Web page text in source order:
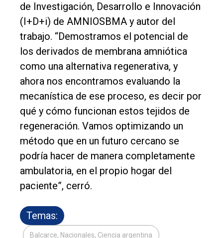
de Investigación, Desarrollo e Innovación
(I+D+i) de AMNIOSBMA y autor del
trabajo. “Demostramos el potencial de
los derivados de membrana amniótica
como una alternativa regenerativa, y
ahora nos encontramos evaluando la
mecanística de ese proceso, es decir por
qué y cómo funcionan estos tejidos de
regeneración. Vamos optimizando un
método que en un futuro cercano se
podría hacer de manera completamente
ambulatoria, en el propio hogar del
paciente”, cerró.
Temas:
Balcarce, Nacionales, Ciencia argentina